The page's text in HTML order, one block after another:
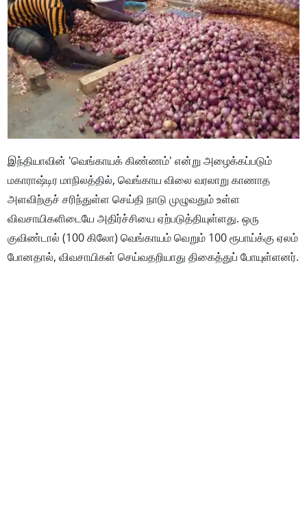
இந்தியாவின் 'வெங்காயக் கிண்ணம்' என்று அழைக்கப்படும்
மகாராஷ்டிர மாநிலத்தில், வெங்காய விலை வரலாறு காணாத
அளவிற்குச் சரிந்துள்ள செய்தி நாடு முழுவதும் உள்ள
விவசாயிகளிடையே அதிர்ச்சியை ஏற்படுத்தியுள்ளது. ஒரு
குவிண்டால் (100 கிலோ) வெங்காயம் வெறும் 100 ரூபாய்க்கு ஏலம்
போனதால், விவசாயிகள் செய்வதறியாது திகைத்துப் போயுள்ளனர்.